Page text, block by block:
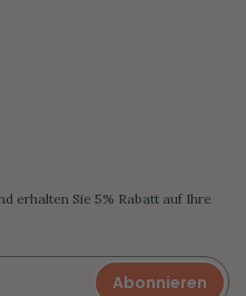
erhalten Sie 5% Rabatt auf Ihre
Abonnieren